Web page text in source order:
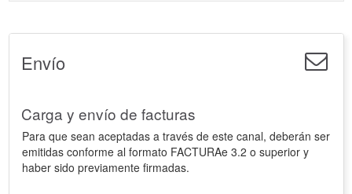
Envío
Carga y envío de facturas
Para que sean aceptadas a través de este canal, deberán ser
emitidas conforme al formato FACTURAe 3.2 o superior y
haber sido previamente firmadas.